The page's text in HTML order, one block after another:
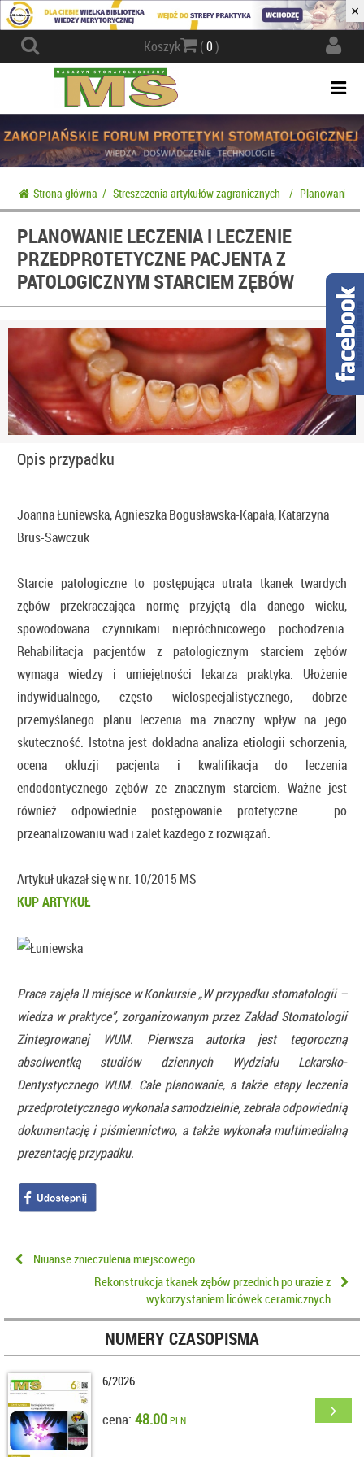
×
Koszyk (0)
Strona główna / Streszczenia artykułów zagranicznych / Planowanie
PLANOWANIE LECZENIA I LECZENIE
PRZEDPROTETYCZNE PACJENTA Z
PATOLOGICZNYM STARCIEM ZĘBÓW
Opis przypadku
Joanna Łuniewska, Agnieszka Bogusławska-Kapała, Katarzyna
Brus-Sawczuk
Starcie patologiczne to postępująca utrata tkanek twardych
zębów przekraczająca normę przyjętą dla danego wieku,
spowodowana czynnikami niepróchnicowego pochodzenia.
Rehabilitacja pacjentów z patologicznym starciem zębów
wymaga wiedzy i umiejętności lekarza praktyka. Ułożenie
indywidualnego, często wielospecjalistycznego, dobrze
przemyślanego planu leczenia ma znaczny wpływ na jego
skuteczność. Istotna jest dokładna analiza etiologii schorzenia,
ocena okluzji pacjenta i kwalifikacja do leczenia
endodontycznego zębów ze znacznym starciem. Ważne jest
również odpowiednie postępowanie protetyczne – po
przeanalizowaniu wad i zalet każdego z rozwiązań.
Artykuł ukazał się w nr. 10/2015 MS
KUP ARTYKUŁ
Praca zajęła II miejsce w Konkursie „W przypadku stomatologii –
wiedza w praktyce”, zorganizowanym przez Zakład Stomatologii
Zintegrowanej WUM. Pierwsza autorka jest tegoroczną
absolwentką studiów dziennych Wydziału Lekarsko-
Dentystycznego WUM. Całe planowanie, a także etapy leczenia
przedprotetycznego wykonała samodzielnie, zebrała odpowiednią
dokumentację i piśmiennictwo, a także wykonała multimedialną
prezentację przypadku.
Niuanse znieczulenia miejscowego
Rekonstrukcja tkanek zębów przednich po urazie z
wykorzystaniem licówek ceramicznych
NUMERY CZASOPISMA
6/2026
cena: 48.00PLN